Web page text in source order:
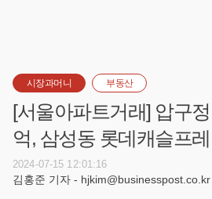
시장과머니 부동산
[서울아파트거래] 압구
억, 삼성동 롯데캐슬프
2024-07-15 12:01:16
김홍준 기자 - hjkim@businesspost.co.kr